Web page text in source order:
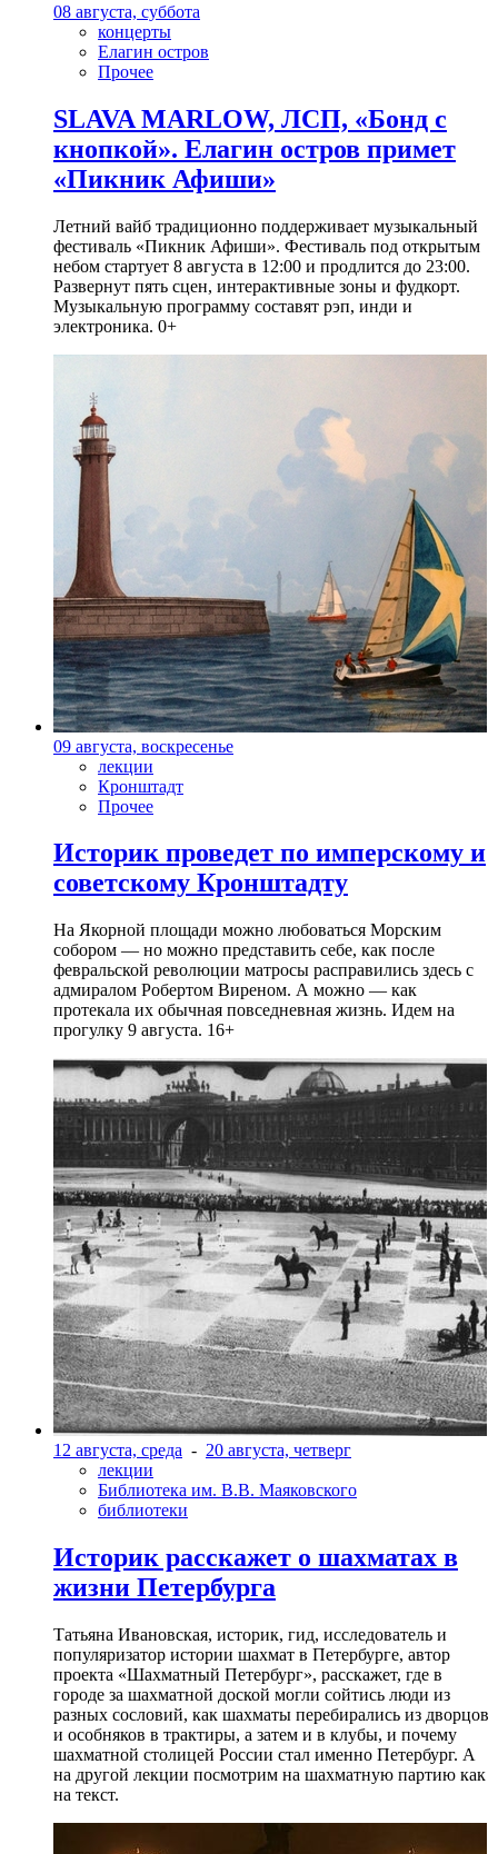
08 августа, суббота
концерты
Елагин остров
Прочее
SLAVA MARLOW, ЛСП, «Бонд с
кнопкой». Елагин остров примет
«Пикник Афиши»
Летний вайб традиционно поддерживает музыкальный
фестиваль «Пикник Афиши». Фестиваль под открытым
небом стартует 8 августа в 12:00 и продлится до 23:00.
Развернут пять сцен, интерактивные зоны и фудкорт.
Музыкальную программу составят рэп, инди и
электроника. 0+
09 августа, воскресенье
лекции
Кронштадт
Прочее
Историк проведет по имперскому и
советскому Кронштадту
На Якорной площади можно любоваться Морским
собором — но можно представить себе, как после
февральской революции матросы расправились здесь с
адмиралом Робертом Виреном. А можно — как
протекала их обычная повседневная жизнь. Идем на
прогулку 9 августа. 16+
12 августа, среда - 20 августа, четверг
лекции
Библиотека им. В.В. Маяковского
библиотеки
Историк расскажет о шахматах в
жизни Петербурга
Татьяна Ивановская, историк, гид, исследователь и
популяризатор истории шахмат в Петербурге, автор
проекта «Шахматный Петербург», расскажет, где в
городе за шахматной доской могли сойтись люди из
разных сословий, как шахматы перебирались из дворцов
и особняков в трактиры, а затем и в клубы, и почему
шахматной столицей России стал именно Петербург. А
на другой лекции посмотрим на шахматную партию как
на текст.